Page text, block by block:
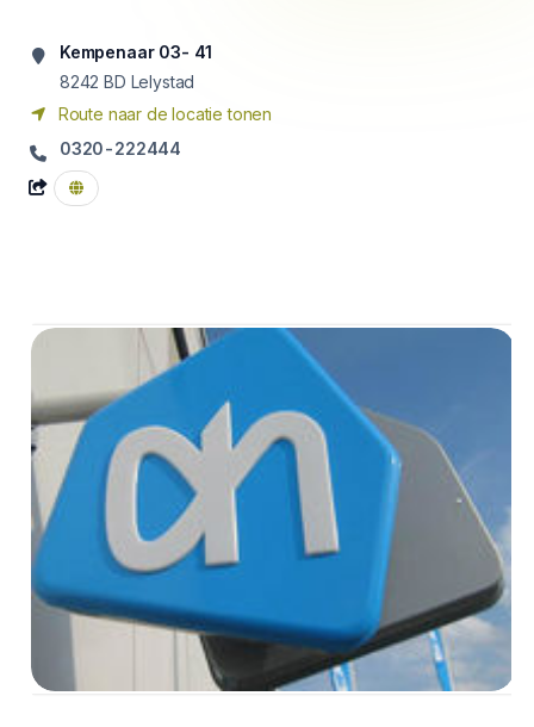
Kempenaar 03- 41
8242 BD Lelystad
Route naar de locatie tonen
0320-222444